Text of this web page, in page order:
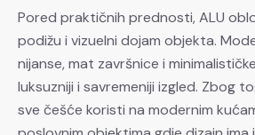
Pored praktičnih prednosti, ALU
podižu i vizuelni dojam objekta.
nijanse, mat završnice i
luksuzniji i savremeniji izgled. Zbog
sve češće koristi na modernim